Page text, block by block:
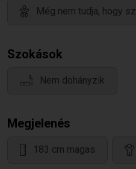
Még nem tudja, hogy
Szokások
Nem dohányzik
Megjelenés
183 cm magas